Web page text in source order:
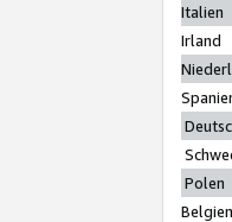
Italien
Irland
Polen
Belgien